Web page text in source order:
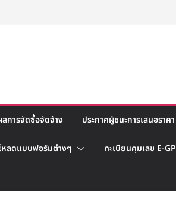
การจัดซื้อจัดจ้าง ประกาศผู้ชนะการเสนอราคา
หลดแบบฟอร์มต่างๆ ทะเบียนคุมเลข E-GP